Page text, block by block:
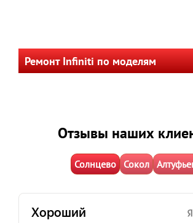
Ремонт Infiniti по моделям
Отзывы наших
Солнцево Сокол